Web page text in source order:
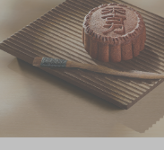
分店網絡
商務銷售
嫁喜須知
奇華網誌
賀
餅